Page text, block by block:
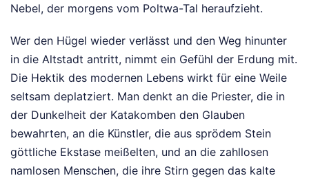
Nebel, der morgens vom Poltwa-Tal heraufzieht.
Wer den Hügel wieder verlässt und den Weg hinunter
in die Altstadt antritt, nimmt ein Gefühl der Erdung mit.
Die Hektik des modernen Lebens wirkt für eine Weile
seltsam deplatziert. Man denkt an die Priester, die in
der Dunkelheit der Katakomben den Glauben
bewahrten, an die Künstler, die aus sprödem Stein
göttliche Ekstase meißelten, und an die zahllosen
namlosen Menschen, die ihre Stirn gegen das kalte